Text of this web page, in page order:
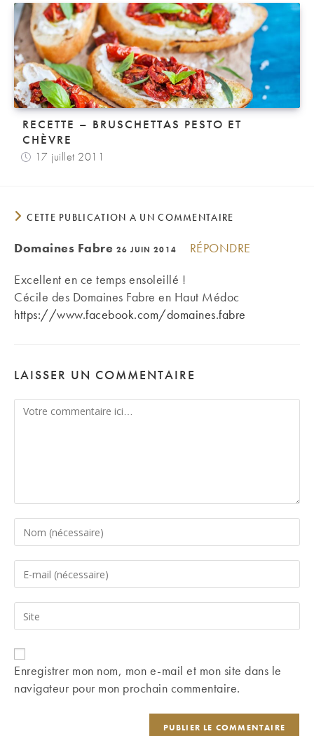
RECETTE – BRUSCHETTAS PESTO ET
CHÈVRE
17 juillet 2011
CETTE PUBLICATION A UN COMMENTAIRE
Domaines Fabre 26 JUIN 2014
RÉPONDRE
Excellent en ce temps ensoleillé !
Cécile des Domaines Fabre en Haut Médoc
https://www.facebook.com/domaines.fabre
LAISSER UN COMMENTAIRE
Comment
Enter
your
name
comment
Enter
your
email
address
comment
Saisir
l’URL
de
votre
(facultatif)
Enregistrer mon nom, mon e-mail et mon site dans le
navigateur pour mon prochain commentaire.